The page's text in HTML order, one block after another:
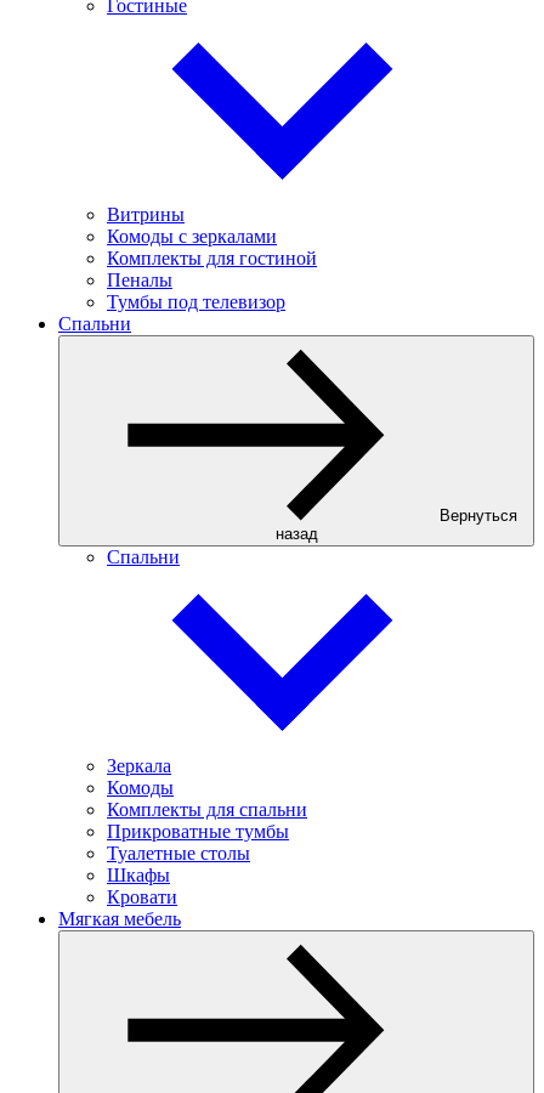
Гостиные
Витрины
Комоды с зеркалами
Комплекты для гостиной
Пеналы
Тумбы под телевизор
Спальни
Вернуться
назад
Спальни
Зеркала
Комоды
Комплекты для спальни
Прикроватные тумбы
Туалетные столы
Шкафы
Кровати
Мягкая мебель